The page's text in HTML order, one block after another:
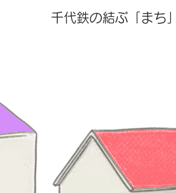
千代鉄の結ぶ「まち